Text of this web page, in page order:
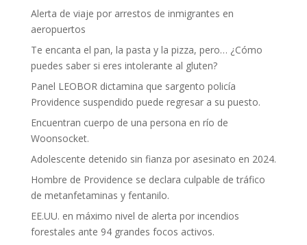
Alerta de viaje por arrestos de inmigrantes en
aeropuertos
Te encanta el pan, la pasta y la pizza, pero… ¿Cómo
puedes saber si eres intolerante al gluten?
Panel LEOBOR dictamina que sargento policía
Providence suspendido puede regresar a su puesto.
Encuentran cuerpo de una persona en río de
Woonsocket.
Adolescente detenido sin fianza por asesinato en 2024.
Hombre de Providence se declara culpable de tráfico
de metanfetaminas y fentanilo.
EE.UU. en máximo nivel de alerta por incendios
forestales ante 94 grandes focos activos.